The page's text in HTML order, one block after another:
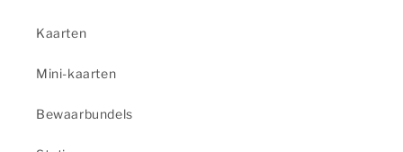
Kaarten
Mini-kaarten
Bewaarbundels